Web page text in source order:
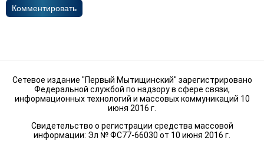
Комментировать
Сетевое издание "Первый Мытищинский" зарегистрировано
Федеральной службой по надзору в сфере связи,
информационных технологий и массовых коммуникаций 10
июня 2016 г.
Свидетельство о регистрации средства массовой
информации: Эл № ФС77-66030 от 10 июня 2016 г.